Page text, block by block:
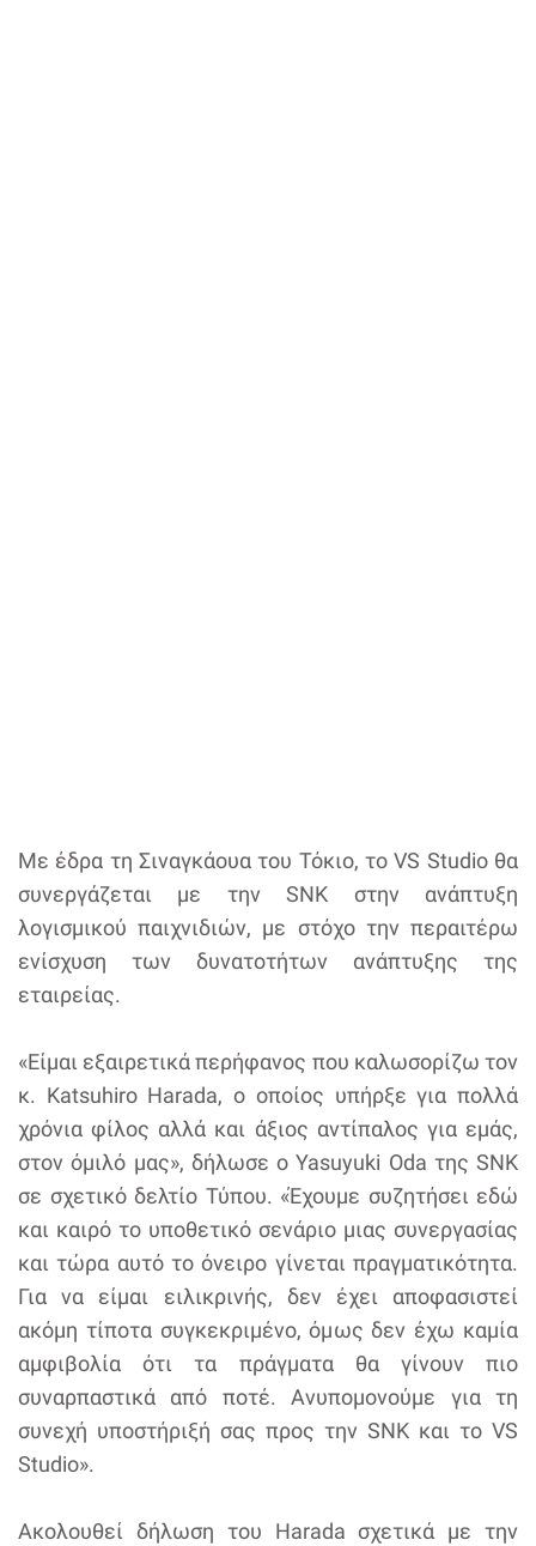
Με έδρα τη Σιναγκάουα του Τόκιο, το VS Studio θα
συνεργάζεται με την SNK στην ανάπτυξη
λογισμικού παιχνιδιών, με στόχο την περαιτέρω
ενίσχυση των δυνατοτήτων ανάπτυξης της
εταιρείας.
«Είμαι εξαιρετικά περήφανος που καλωσορίζω τον
κ. Katsuhiro Harada, ο οποίος υπήρξε για πολλά
χρόνια φίλος αλλά και άξιος αντίπαλος για εμάς,
στον όμιλό μας», δήλωσε ο Yasuyuki Oda της SNK
σε σχετικό δελτίο Τύπου. «Έχουμε συζητήσει εδώ
και καιρό το υποθετικό σενάριο μιας συνεργασίας
και τώρα αυτό το όνειρο γίνεται πραγματικότητα.
Για να είμαι ειλικρινής, δεν έχει αποφασιστεί
ακόμη τίποτα συγκεκριμένο, όμως δεν έχω καμία
αμφιβολία ότι τα πράγματα θα γίνουν πιο
συναρπαστικά από ποτέ. Ανυπομονούμε για τη
συνεχή υποστήριξή σας προς την SNK και το VS
Studio».
Ακολουθεί δήλωση του Harada σχετικά με την